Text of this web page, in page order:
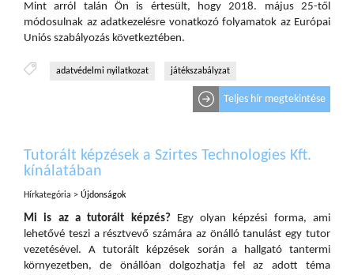
Mint arról talán Ön is értesült, hogy 2018. május 25-től
módosulnak az adatkezelésre vonatkozó folyamatok az Európai
Uniós szabályozás következtében.
adatvédelmi nyilatkozat játékszabályzat
Teljes hír megtekintése
Tutorált képzések a Szirtes Technologies Kft.
kínálatában
Hírkategória > Újdonságok
Mi is az a tutorált képzés?Egy olyan képzési forma, ami
lehetővé teszi a résztvevő számára az önálló tanulást egy tutor
vezetésével. A tutorált képzések során a hallgató tantermi
környezetben, de önállóan dolgozhatja fel az adott téma